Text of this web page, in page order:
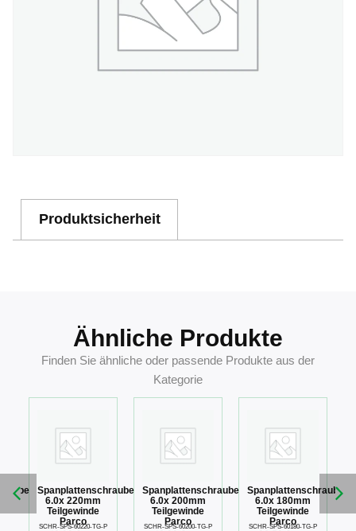
Produktsicherheit
Ähnliche Produkte
Finden Sie ähnliche oder passende Produkte aus der
Kategorie
Spanplattenschraube
6.0x 220mm
Teilgewinde
Parco
SCHR-SPS-60220-TG-P
Spanplattenschraube
6.0x 200mm
Teilgewinde
Parco
SCHR-SPS-60200-TG-P
Spanplattenschraube
6.0x 180mm
Teilgewinde
Parco
SCHR-SPS-60180-TG-P